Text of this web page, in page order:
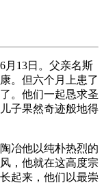
月13日。父亲名斯
。但六个月上患了
。他们一起恳求圣
子果然奇迹般地得
冶他以纯朴热烈的
，他就在这高度宗
起来，他们以最崇